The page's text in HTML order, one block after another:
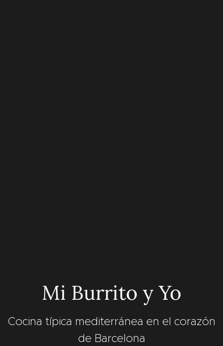
Mi Burrito y Yo
Cocina típica mediterránea en el corazón
de Barcelona